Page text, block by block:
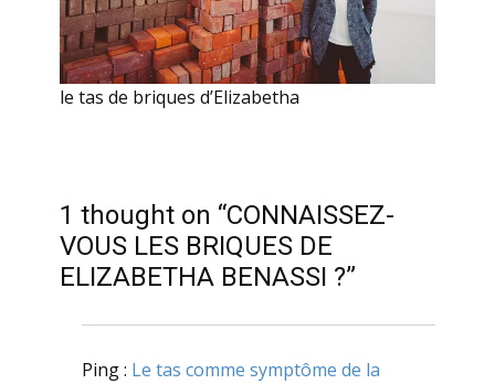
le tas de briques d’Elizabetha
1 thought on “CONNAISSEZ-
VOUS LES BRIQUES DE
ELIZABETHA BENASSI ?”
Ping : Le tas comme symptôme de la